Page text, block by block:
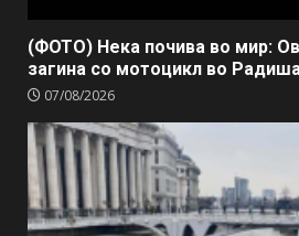
(ФОТО) Нека почива во мир:
загина со мотоцикл во
07/08/2026